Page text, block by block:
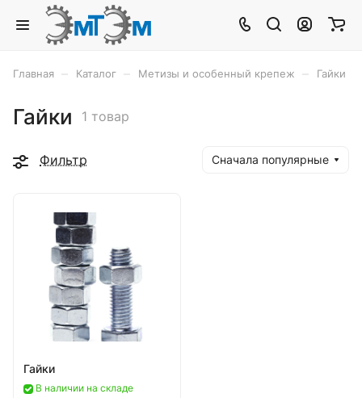
Главная Каталог Метизы и особенный крепеж Гайки
Гайки 1 товар
Фильтр Сначала популярные
Гайки
В наличии на складе